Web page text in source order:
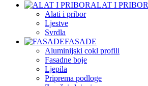
ALAT I PRIBOR
Alati i pribor
Ljestve
Svrdla
FASADE
Aluminijski cokl profili
Fasadne boje
Ljepila
Priprema podloge